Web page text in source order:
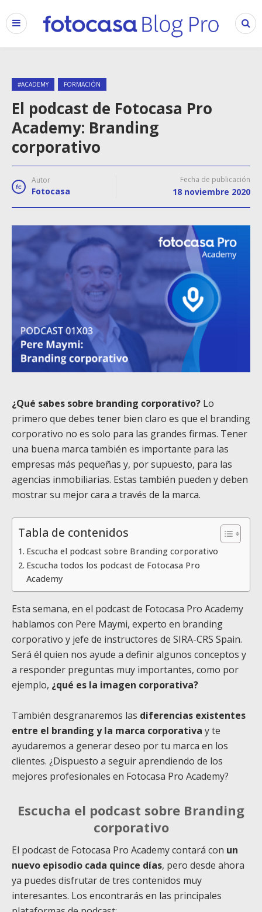
#ACADEMY FORMACIÓN
El podcast de Fotocasa Pro
Academy: Branding
corporativo
Autor
Fotocasa
Fecha de publicación
18 noviembre 2020
¿Qué sabes sobre branding corporativo? Lo
primero que debes tener bien claro es que el branding
corporativo no es solo para las grandes firmas. Tener
una buena marca también es importante para las
empresas más pequeñas y, por supuesto, para las
agencias inmobiliarias. Estas también pueden y deben
mostrar su mejor cara a través de la marca.
Tabla de contenidos
Escucha el podcast sobre Branding corporativo
Escucha todos los podcast de Fotocasa Pro
Academy
Esta semana, en el podcast de Fotocasa Pro Academy
hablamos con Pere Maymi, experto en branding
corporativo y jefe de instructores de SIRA-CRS Spain.
Será él quien nos ayude a definir algunos conceptos y
a responder preguntas muy importantes, como por
ejemplo, ¿qué es la imagen corporativa?
También desgranaremos las diferencias existentes
entre el branding y la marca corporativa y te
ayudaremos a generar deseo por tu marca en los
clientes. ¿Dispuesto a seguir aprendiendo de los
mejores profesionales en Fotocasa Pro Academy?
Escucha el podcast sobre Branding
corporativo
El podcast de Fotocasa Pro Academy contará con un
nuevo episodio cada quince días, pero desde ahora
ya puedes disfrutar de tres contenidos muy
interesantes. Los encontrarás en las principales